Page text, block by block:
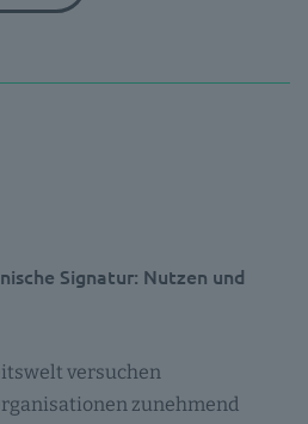
Signatur: Nutzen und
versuchen
zunehmend